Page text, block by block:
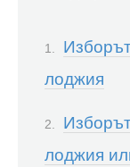
лоджия
лоджия